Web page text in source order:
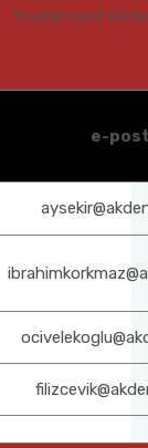
Tourism and
e-